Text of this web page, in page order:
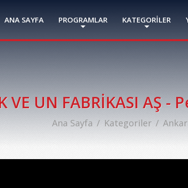
ANA SAYFA PROGRAMLAR KATEGORİLER
VE UN FABRİKASI AŞ
Ana Sayfa Kategoriler